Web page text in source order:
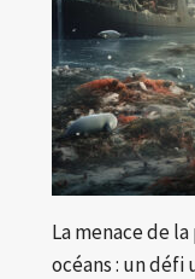
La menace de
océans : un défi